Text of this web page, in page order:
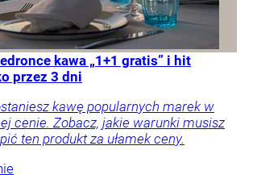
kawa „1+1 gratis” i hit
przez 3 dni
kawę popularnych marek w
cenie. Zobacz, jakie warunki musisz
ten produkt za ułamek ceny.